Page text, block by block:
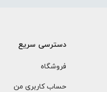
دسترسی سریع
فروشگاه
حساب کاربری من